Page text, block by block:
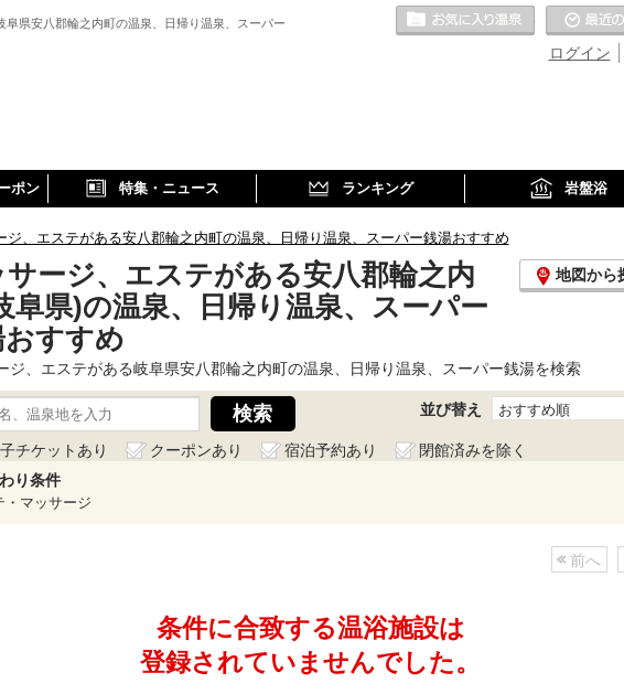
阜県安八郡輪之内町の温泉、日帰り温泉、スーパー
ログイン
お気に入り
ポン 特集・ニュース ランキング 岩盤浴
ジ、エステがある安八郡輪之内町の温泉、日帰り温泉、スーパー銭湯おすすめ
サージ、エステがある安八郡輪之内
阜県)の温泉、日帰り温泉、スーパー
おすすめ
地図から
ジ、エステがある岐阜県安八郡輪之内町の温泉、日帰り温泉、スーパー銭湯を検索
並び替え おすすめ順
チケットあり クーポンあり 宿泊予約あり
閉館済みを除く
り条件
・マッサージ
前へ
条件に合致する温浴施設は
登録されていませんでした。